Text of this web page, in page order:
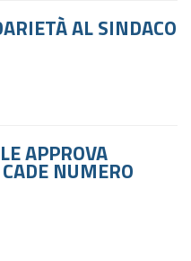
AL SINDACO
APPROVA
NUMERO